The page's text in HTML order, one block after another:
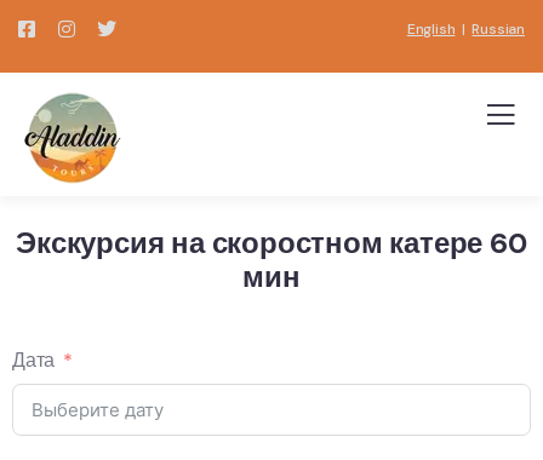
English |Russian
Экскурсия на скоростном катере 60
мин
Дата